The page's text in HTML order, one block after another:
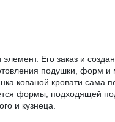
Его заказ и
подушки, форм
кованой кровати сама
формы, подходящей
и кузнеца.